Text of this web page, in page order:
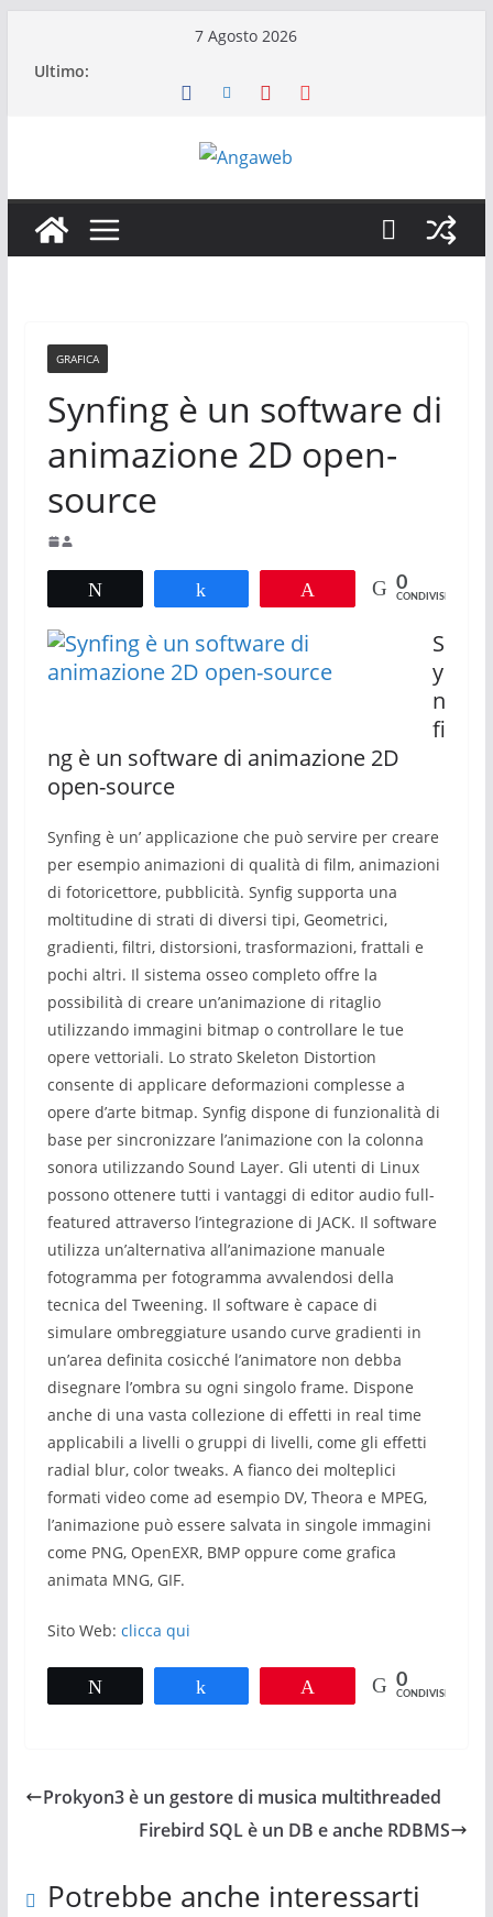
7 Agosto 2026
Ultimo:
GRAFICA
Synfing è un software di
animazione 2D open-
source
0
CONDIVISIONI
S
y
n
fi
ng è un software di animazione 2D
open-source
Synfing è un’ applicazione che può servire per creare
per esempio animazioni di qualità di film, animazioni
di fotoricettore, pubblicità. Synfig supporta una
moltitudine di strati di diversi tipi, Geometrici,
gradienti, filtri, distorsioni, trasformazioni, frattali e
pochi altri. Il sistema osseo completo offre la
possibilità di creare un’animazione di ritaglio
utilizzando immagini bitmap o controllare le tue
opere vettoriali. Lo strato Skeleton Distortion
consente di applicare deformazioni complesse a
opere d’arte bitmap. Synfig dispone di funzionalità di
base per sincronizzare l’animazione con la colonna
sonora utilizzando Sound Layer. Gli utenti di Linux
possono ottenere tutti i vantaggi di editor audio full-
featured attraverso l’integrazione di JACK. Il software
utilizza un’alternativa all’animazione manuale
fotogramma per fotogramma avvalendosi della
tecnica del Tweening. Il software è capace di
simulare ombreggiature usando curve gradienti in
un’area definita cosicché l’animatore non debba
disegnare l’ombra su ogni singolo frame. Dispone
anche di una vasta collezione di effetti in real time
applicabili a livelli o gruppi di livelli, come gli effetti
radial blur, color tweaks. A fianco dei molteplici
formati video come ad esempio DV, Theora e MPEG,
l’animazione può essere salvata in singole immagini
come PNG, OpenEXR, BMP oppure come grafica
animata MNG, GIF.
Sito Web: clicca qui
0
CONDIVISIONI
Prokyon3 è un gestore di musica multithreaded
Firebird SQL è un DB e anche RDBMS
Potrebbe anche interessarti